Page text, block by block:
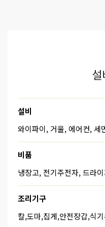
설
설비
와이파이, 거울, 에어컨, 세
비품
냉장고, 전기주전자, 드라
조리기구
칼,도마,집게,안전장갑,식